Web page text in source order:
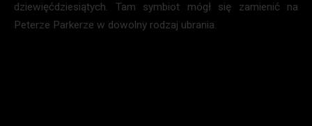
dziewięćdziesiątych. Tam symbiot mógł się zamienić na
Peterze Parkerze w dowolny rodzaj ubrania.